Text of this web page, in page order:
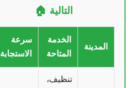
التالية 🏠
المدينة
الخدمة
المتاحة
سرعة
الاستجابة
تنظيف،